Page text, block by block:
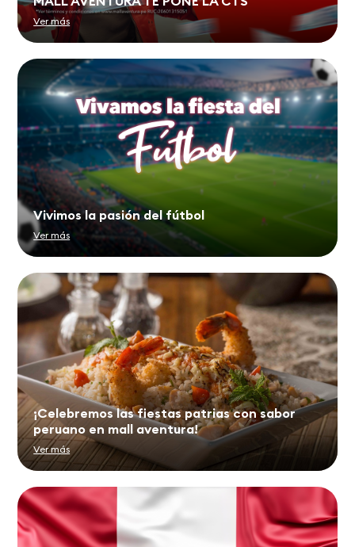
Ver más
Vivimos la pasión del fútbol
Ver más
¡Celebremos las fiestas patrias con sabor
peruano en mall aventura!
Ver más